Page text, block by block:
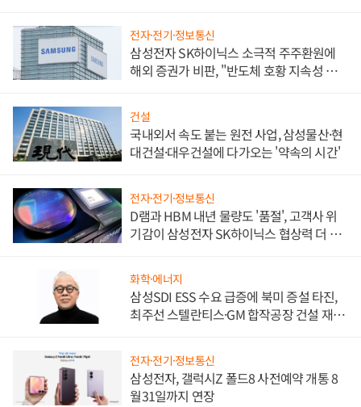
전자·전기·정보통신
삼성전자 SK하이닉스 소극적 주주환원에
해외 증권가 비판, "반도체 호황 지속성 의
건설
국내외서 속도 붙는 원전 사업, 삼성물산·현
대건설·대우건설에 다가오는 '약속의 시간'
전자·전기·정보통신
D램과 HBM 내년 물량도 '품절', 고객사 위
기감이 삼성전자 SK하이닉스 협상력 더 키
화학·에너지
삼성SDI ESS 수요 급증에 북미 증설 타진,
최주선 스텔란티스·GM 합작공장 건설 재추
전자·전기·정보통신
삼성전자, 갤럭시Z 폴드8 사전예약 개통 8
월31일까지 연장